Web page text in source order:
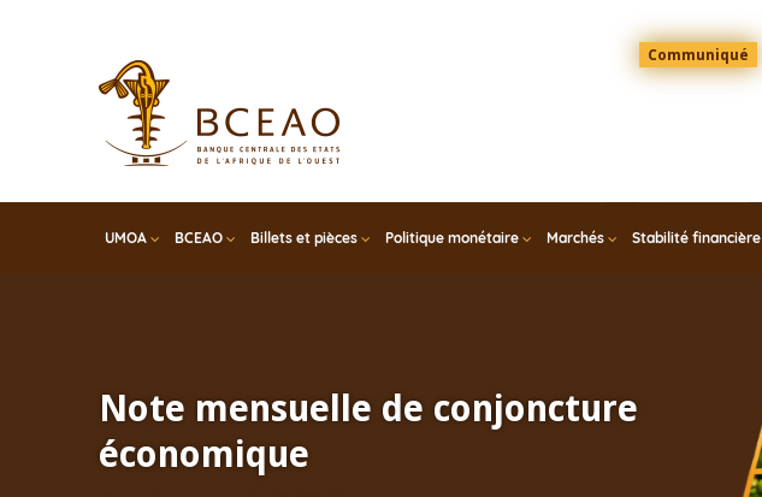
Menu
Top
Communiqué
UMOA BCEAO Billets et pièces Politique monétaire Marchés Stabilité financière
Note mensuelle de conjoncture
économique